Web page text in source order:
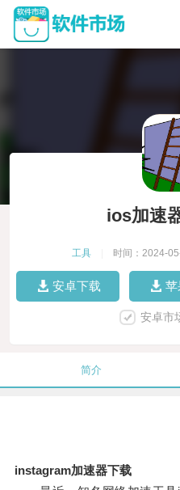
ios加速
工具 时间：2024-
安卓下载 苹
安卓市
简介
instagram加速器下载